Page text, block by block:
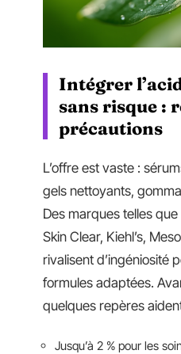
Intégrer
sans risque :
précautions
L’offre est vaste :
gels nettoyants,
Des marques telles
Skin Clear, Kiehl’s,
rivalisent d’ingéniosité
formules adaptées.
quelques repères
Jusqu’à 2 % pour les